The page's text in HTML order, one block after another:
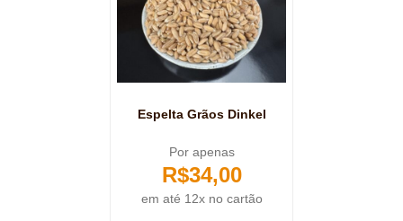
Espelta Grãos Dinkel
Por apenas
R$34,00
em até 12x no cartão